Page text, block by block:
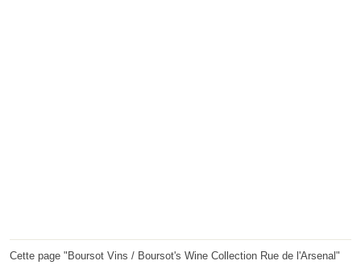
Cette page "Boursot Vins / Boursot's Wine Collection Rue de l'Arsenal"